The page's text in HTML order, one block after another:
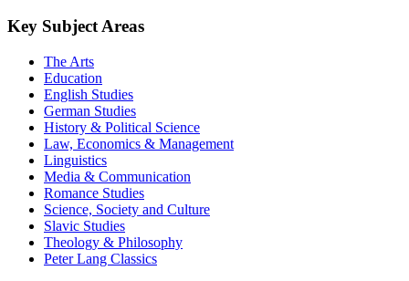
Key Subject Areas
The Arts
Education
English Studies
German Studies
History & Political Science
Law, Economics & Management
Linguistics
Media & Communication
Romance Studies
Science, Society and Culture
Slavic Studies
Theology & Philosophy
Peter Lang Classics